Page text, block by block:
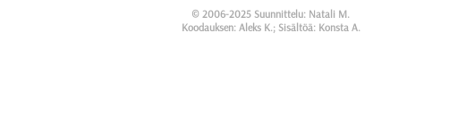
© 2006-2025 Suunnittelu: Natali M.
Koodauksen: Aleks K.; Sisältöä: Konsta A.